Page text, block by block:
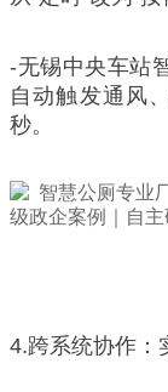
-无锡中央车站
自动触发通风
秒。
4.跨系统协作：